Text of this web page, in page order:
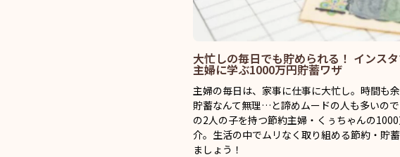
大忙しの毎日でも貯められる！ インス
主婦に学ぶ1000万円貯蓄ワザ
主婦の毎日は、家事に仕事に大忙し。時間も
貯蓄なんて無理…と諦めムードの人も多いの
の2人の子を持つ節約主婦・くぅちゃんの
介。生活の中でムリなく取り組める節約・貯
ましょう！